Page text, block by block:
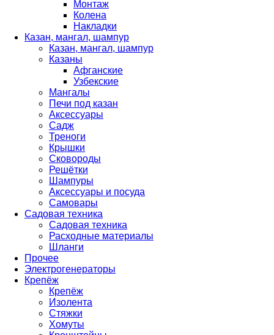
Монтаж
Колена
Накладки
Казан, мангал, шампур
Казан, мангал, шампур
Казаны
Афганские
Узбекские
Мангалы
Печи под казан
Аксессуары
Садж
Треноги
Крышки
Сковороды
Решётки
Шампуры
Аксессуары и посуда
Самовары
Садовая техника
Садовая техника
Расходные материалы
Шланги
Прочее
Электрогенераторы
Крепёж
Крепёж
Изолента
Стяжки
Хомуты